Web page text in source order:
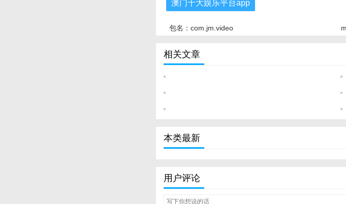
澳门十大娱乐平台app
包名：com.jm.video
相关文章
本类最新
用户评论